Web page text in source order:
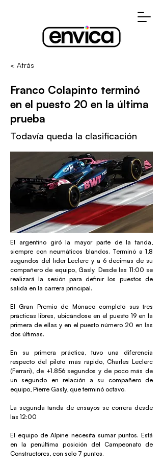
< Atrás
Franco Colapinto terminó
en el puesto 20 en la última
prueba
Todavía queda la clasificación
El argentino giró la mayor parte de la tanda,
siempre con neumáticos blandos. Terminó a 1,8
segundos del líder Leclerc y a 6 décimas de su
compañero de equipo, Gasly. Desde las 11:00 se
realizará la sesión para definir los puestos de
salida en la carrera principal.
El Gran Premio de Mónaco completó sus tres
prácticas libres, ubicándose en el puesto 19 en la
primera de ellas y en el puesto número 20 en las
dos últimas.
En su primera práctica, tuvo una diferencia
respecto del piloto más rápido, Charles Leclerc
(Ferrari), de +1.856 segundos y de poco más de
un segundo en relación a su compañero de
equipo, Pierre Gasly, que terminó octavo.
La segunda tanda de ensayos se correrá desde
las 12:00
El equipo de Alpine necesita sumar puntos. Está
en la penúltima posición del Campeonato de
Constructores, con solo 7 puntos.